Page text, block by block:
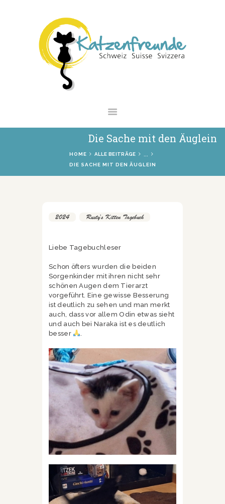
Die Sache mit den Äuglein
HOME ALLE BEITRÄGE
DIE SACHE MIT DEN ÄUGLEIN
NEWS
VERMITTLUNG
INTERESSANTES
SHOP
2024 Rusty's Kitten Tagebuch
Liebe Tagebuchleser
Schon öfters wurden die beiden
Sorgenkinder mit ihren nicht sehr
schönen Augen dem Tierarzt
vorgeführt. Eine gewisse Besserung
ist deutlich zu sehen und man merkt
auch, dass vor allem Odin etwas sieht
und auch bei Naraka ist es deutlich
besser
.